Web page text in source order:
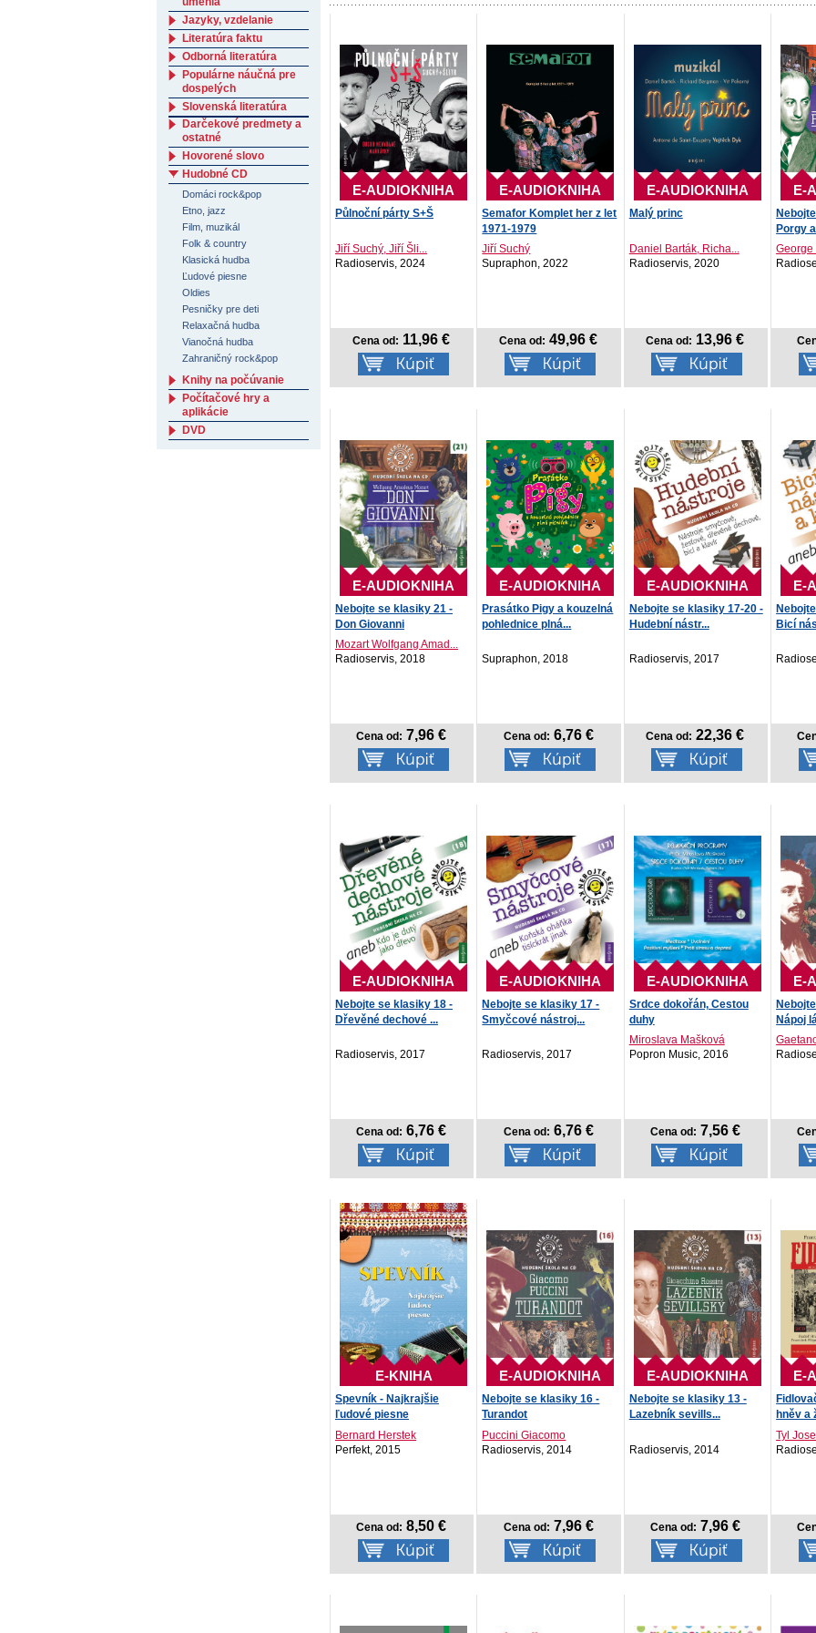
E-AUDIOKNIHA
Půlnoční párty S+Š
Jiří Suchý, Jiří Šli...
Radioservis, 2024
Cena od: 11,96 €
E-AUDIOKNIHA
Semafor Komplet her z let
1971-1979
Jiří Suchý
Supraphon, 2022
Cena od: 49,96 €
E-AUDIOKNIHA
Malý princ
Daniel Barták, Richa...
Radioservis, 2020
Cena od: 13,96 €
E-
Porgy
George
E-AUDIOKNIHA
Nebojte se klasiky 21 -
Don Giovanni
Mozart Wolfgang Amad...
Radioservis, 2018
Cena od: 7,96 €
E-AUDIOKNIHA
Prasátko Pigy a kouzelná
pohlednice plná...
Supraphon, 2018
Cena od: 6,76 €
E-AUDIOKNIHA
Nebojte se klasiky 17-20 -
Hudební nástr...
Radioservis, 2017
Cena od: 22,36 €
E-
Bicí
E-AUDIOKNIHA
Nebojte se klasiky 18 -
Dřevěné dechové ...
Radioservis, 2017
Cena od: 6,76 €
E-AUDIOKNIHA
Nebojte se klasiky 17 -
Smyčcové nástroj...
Radioservis, 2017
Cena od: 6,76 €
E-AUDIOKNIHA
Srdce dokořán, Cestou
duhy
Miroslava Mašková
Popron Music, 2016
Cena od: 7,56 €
E-
Nápoj
E-KNIHA
Spevník - Najkrajšie
ľudové piesne
Bernard Herstek
Perfekt, 2015
Cena od: 8,50 €
E-AUDIOKNIHA
Nebojte se klasiky 16 -
Turandot
Puccini Giacomo
Radioservis, 2014
Cena od: 7,96 €
E-AUDIOKNIHA
Nebojte se klasiky 13 -
Lazebník sevills...
Radioservis, 2014
Cena od: 7,96 €
E-
hněv a
Tyl
Jazyky, vzdelanie
Literatúra faktu
Odborná literatúra
Populárne náučná pre
dospelých
Slovenská literatúra
Darčekové predmety a
ostatné
Hovorené slovo
Hudobné CD
Domáci rock&pop
Etno, jazz
Film, muzikál
Folk & country
Klasická hudba
Ľudové piesne
Oldies
Pesničky pre deti
Relaxačná hudba
Vianočná hudba
Zahraničný rock&pop
Knihy na počúvanie
Počítačové hry a
aplikácie
DVD